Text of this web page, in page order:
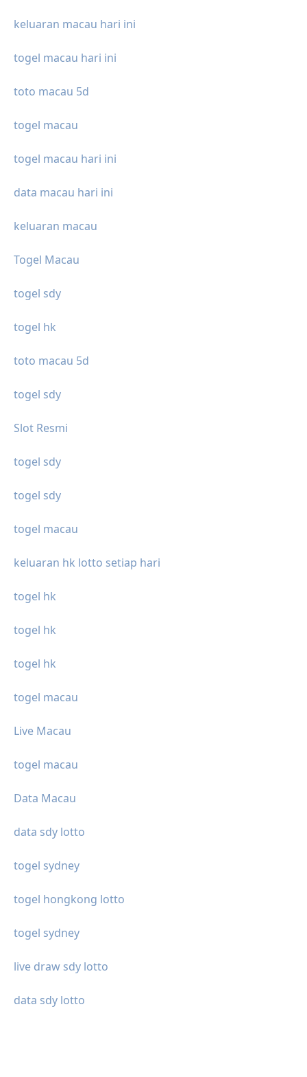
keluaran macau hari ini
togel macau hari ini
toto macau 5d
togel macau
togel macau hari ini
data macau hari ini
keluaran macau
Togel Macau
togel sdy
togel hk
toto macau 5d
togel sdy
Slot Resmi
togel sdy
togel sdy
togel macau
keluaran hk lotto setiap hari
togel hk
togel hk
togel hk
togel macau
Live Macau
togel macau
Data Macau
data sdy lotto
togel sydney
togel hongkong lotto
togel sydney
live draw sdy lotto
data sdy lotto